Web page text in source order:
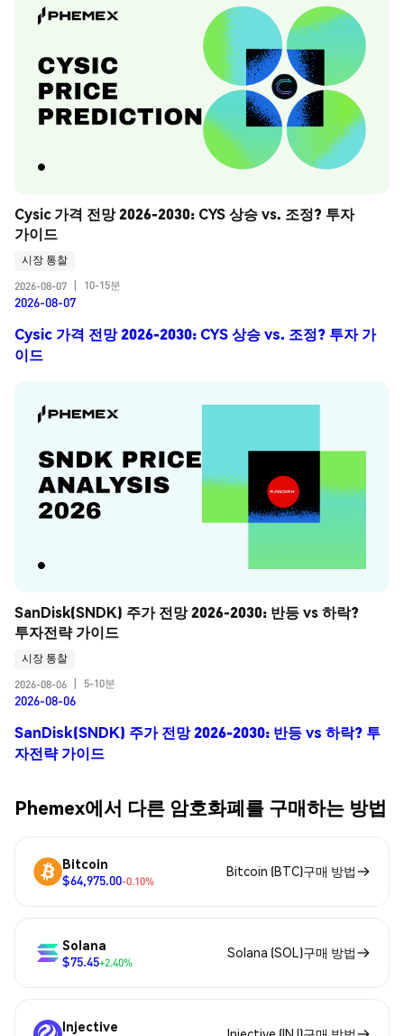
Cysic 가격 전망 2026-2030: CYS 상승 vs. 조정? 투자
가이드
시장 통찰
2026-08-07
10-15분
2026-08-07
Cysic 가격 전망 2026-2030: CYS 상승 vs. 조정? 투자 가
이드
SanDisk(SNDK) 주가 전망 2026-2030: 반등 vs 하락?
투자전략 가이드
시장 통찰
2026-08-06
5-10분
2026-08-06
SanDisk(SNDK) 주가 전망 2026-2030: 반등 vs 하락? 투
자전략 가이드
Phemex에서 다른 암호화폐를 구매하는 방법
Bitcoin
$64,975.00-0.10%
Bitcoin (BTC)구매 방법
Solana
$75.45+2.40%
Solana (SOL)구매 방법
Injective